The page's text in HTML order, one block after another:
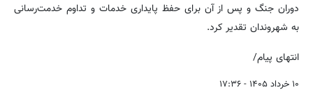
دوران جنگ و پس از آن برای حفظ پایداری خدمات و تداوم خدمت‌رسانی
به شهروندان تقدیر کرد.
انتهای پیام/
۱۰ خرداد ۱۴۰۵ - ۱۷:۳۶